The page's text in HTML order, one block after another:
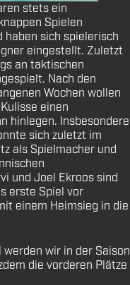
stets ein
Spielen
haben sich spielerisch
eingestellt. Zuletzt
an taktischen
Nach den
Wochen wollen
einen
hinlegen. Insbesondere
sich zuletzt im
als Spielmacher und
und Joel Ekroos sind
erste Spiel vor
einem Heimsieg in die
wir in der Saison
die vorderen Plätze